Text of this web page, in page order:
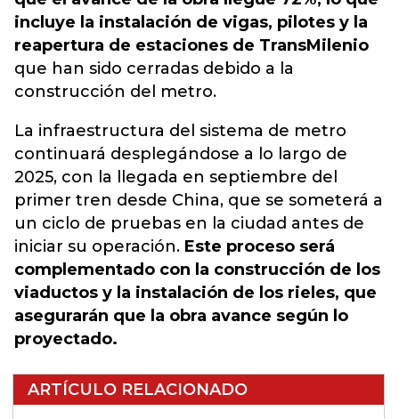
incluye la instalación de vigas, pilotes y la
reapertura de estaciones de TransMilenio
que han sido cerradas debido a la
construcción del metro.
La infraestructura del sistema de metro
continuará desplegándose a lo largo de
2025, con la llegada en septiembre del
primer tren desde China, que se someterá a
un ciclo de pruebas en la ciudad antes de
iniciar su operación. Este proceso será
complementado con la construcción de los
viaductos y la instalación de los rieles, que
asegurarán que la obra avance según lo
proyectado.
ARTÍCULO RELACIONADO